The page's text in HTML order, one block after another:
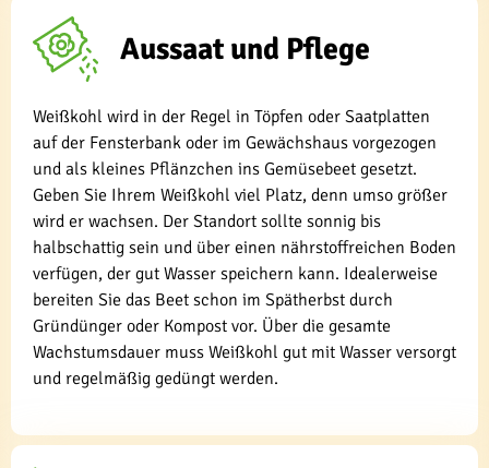
Aussaat und Pflege
Weißkohl wird in der Regel in Töpfen oder Saatplatten
auf der Fensterbank oder im Gewächshaus vorgezogen
und als kleines Pflänzchen ins Gemüsebeet gesetzt.
Geben Sie Ihrem Weißkohl viel Platz, denn umso größer
wird er wachsen. Der Standort sollte sonnig bis
halbschattig sein und über einen nährstoffreichen Boden
verfügen, der gut Wasser speichern kann. Idealerweise
bereiten Sie das Beet schon im Spätherbst durch
Gründünger oder Kompost vor. Über die gesamte
Wachstumsdauer muss Weißkohl gut mit Wasser versorgt
und regelmäßig gedüngt werden.